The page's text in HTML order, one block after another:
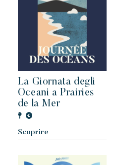
La Giornata degli
Oceani a Prairies
de la Mer
Scoprire